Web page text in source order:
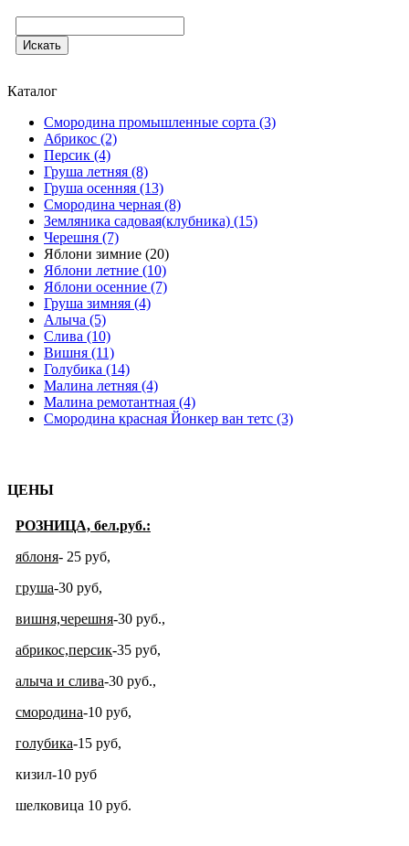
Каталог
Смородина промышленные сорта (3)
Абрикос (2)
Персик (4)
Груша летняя (8)
Груша осенняя (13)
Смородина черная (8)
Земляника садовая(клубника) (15)
Черешня (7)
Яблони зимние (20)
Яблони летние (10)
Яблони осенние (7)
Груша зимняя (4)
Алыча (5)
Слива (10)
Вишня (11)
Голубика (14)
Малина летняя (4)
Малина ремотантная (4)
Смородина красная Йонкер ван тетс (3)
ЦЕНЫ
РОЗНИЦА, бел.руб.:
яблоня- 25 руб,
груша-30 руб,
вишня,черешня-30 руб.,
абрикос,персик-35 руб,
алыча и слива-30 руб.,
смородина-10 руб,
голубика-15 руб,
кизил-10 руб
шелковица 10 руб.